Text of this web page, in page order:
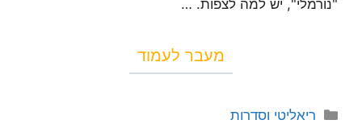
"נורמלי", יש למה לצפות. …
מעבר לעמוד
ריאליטי וסדרות